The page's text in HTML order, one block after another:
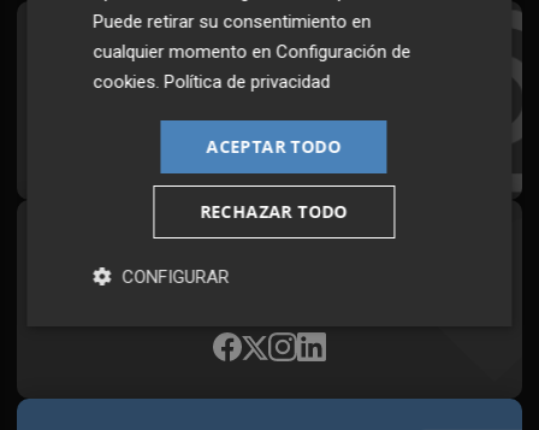
Suscríbete al Boletín
Todos los días a primera hora en tu email
¡Quiero suscribirme!
Síguenos en redes
Plaza Podcast, desde cualquier medio
Puede retirar su consentimiento en
cualquier momento enConfiguración de
cookies.Política de privacidad
ACEPTAR TODO
RECHAZAR TODO
CONFIGURAR